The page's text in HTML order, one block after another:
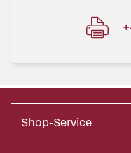
Shop-Service